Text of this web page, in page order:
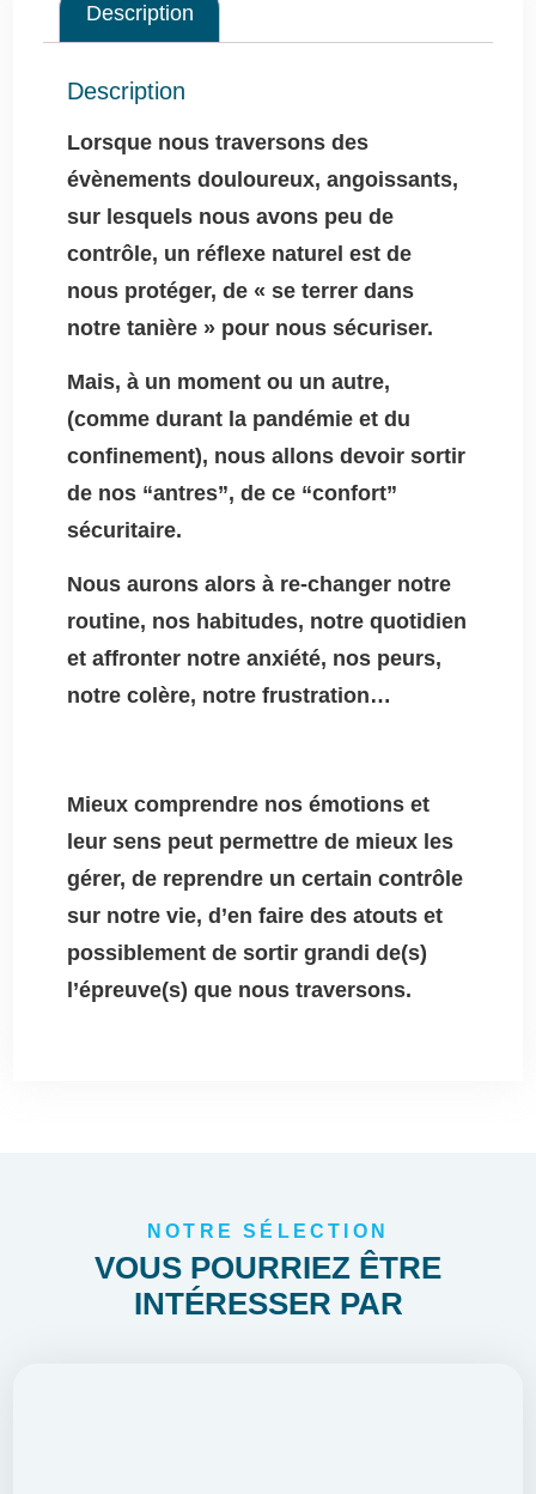
Description
Description
Lorsque nous traversons des
évènements douloureux, angoissants,
sur lesquels nous avons peu de
contrôle, un réflexe naturel est de
nous protéger, de « se terrer dans
notre tanière » pour nous sécuriser.
Mais, à un moment ou un autre,
(comme durant la pandémie et du
confinement), nous allons devoir sortir
de nos “antres”, de ce “confort”
sécuritaire.
Nous aurons alors à re-changer notre
routine, nos habitudes, notre quotidien
et affronter notre anxiété, nos peurs,
notre colère, notre frustration…
Mieux comprendre nos émotions et
leur sens peut permettre de mieux les
gérer, de reprendre un certain contrôle
sur notre vie, d’en faire des atouts et
possiblement de sortir grandi de(s)
l’épreuve(s) que nous traversons.
NOTRE SÉLECTION
VOUS POURRIEZ ÊTRE
INTÉRESSER PAR